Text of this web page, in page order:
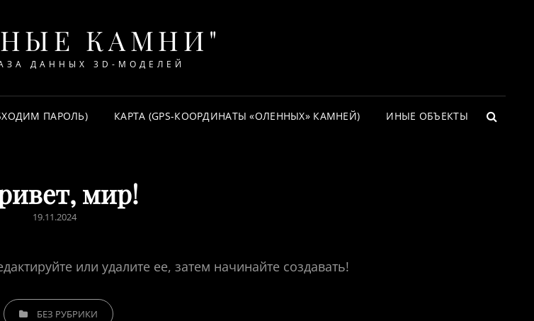
КАМНИ"
ДАННЫХ 3D-МОДЕЛЕЙ
ПАРОЛЬ) КАРТА (GPS-КООРДИНАТЫ «ОЛЕННЫХ» КАМНЕЙ) ИНЫЕ ОБЪЕКТЫ
мир!
POSTED
19.11.2024
или удалите ее, затем начинайте создавать!
CATEGORIESБЕЗ РУБРИКИ